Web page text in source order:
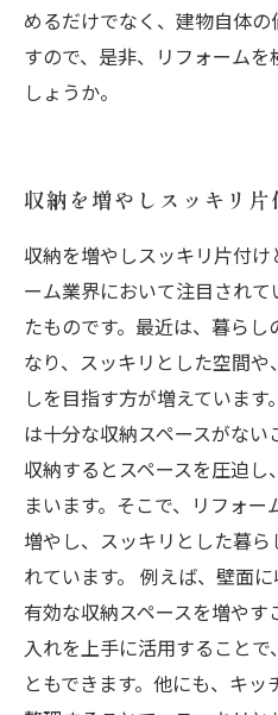
めるだけでなく、建物自体
すので、是非、リフォーム
しょうか。
収納を増やしスッキリ片
収納を増やしスッキリ片付
ーム業界において注目され
たものです。最近は、暮ら
なり、スッキリとした空間
しを目指す方が増えていま
は十分な収納スペースがな
収納するとスペースを圧迫し
まいます。そこで、リフォー
増やし、スッキリとした暮
れています。 例えば、壁面
有効な収納スペースを増や
入れを上手に活用すること
ともできます。他にも、キ